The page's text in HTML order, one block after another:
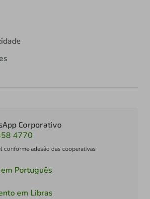
Corporativo
4770
conforme adesão das cooperativas
Português
em Libras